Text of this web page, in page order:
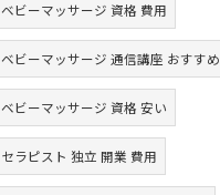
ベビーマッサージ 資格 費用
ベビーマッサージ 通信講座 おすすめ
ベビーマッサージ 資格 安い
セラピスト 独立 開業 費用